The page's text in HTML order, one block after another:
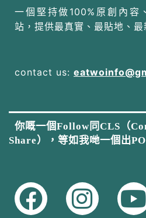
一個堅持做100%原創內容
站，提供最真實、最貼地、最
contact us:
你嘅一個Follow同CLS（
Share），等如我哋一個出